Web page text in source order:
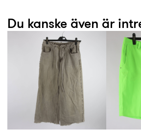
Du kanske även är